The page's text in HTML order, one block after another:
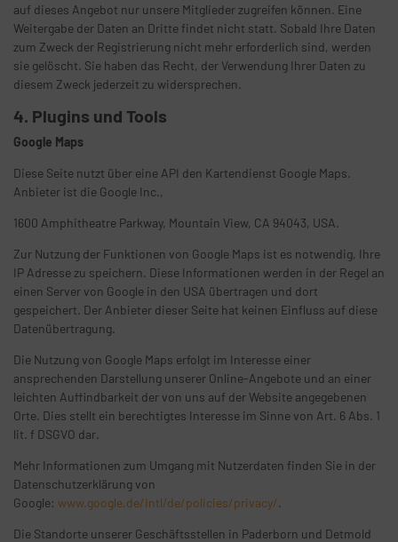
auf dieses Angebot nur unsere Mitglieder zugreifen können. Eine
Weitergabe der Daten an Dritte findet nicht statt. Sobald Ihre Daten
zum Zweck der Registrierung nicht mehr erforderlich sind, werden
sie gelöscht. Sie haben das Recht, der Verwendung Ihrer Daten zu
diesem Zweck jederzeit zu widersprechen.
4. Plugins und Tools
Google Maps
Diese Seite nutzt über eine API den Kartendienst Google Maps.
Anbieter ist die Google Inc.,
1600 Amphitheatre Parkway, Mountain View, CA 94043, USA.
Zur Nutzung der Funktionen von Google Maps ist es notwendig, Ihre
IP Adresse zu speichern. Diese Informationen werden in der Regel an
einen Server von Google in den USA übertragen und dort
gespeichert. Der Anbieter dieser Seite hat keinen Einfluss auf diese
Datenübertragung.
Die Nutzung von Google Maps erfolgt im Interesse einer
ansprechenden Darstellung unserer Online-Angebote und an einer
leichten Auffindbarkeit der von uns auf der Website angegebenen
Orte. Dies stellt ein berechtigtes Interesse im Sinne von Art. 6 Abs. 1
lit. f DSGVO dar.
Mehr Informationen zum Umgang mit Nutzerdaten finden Sie in der
Datenschutzerklärung von
Google: www.google.de/intl/de/policies/privacy/.
Die Standorte unserer Geschäftsstellen in Paderborn und Detmold